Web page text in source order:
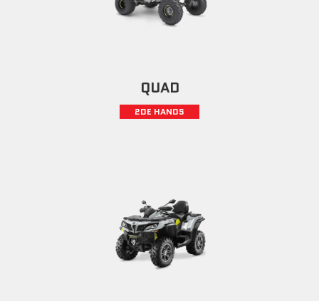
QUAD
2DE HANDS